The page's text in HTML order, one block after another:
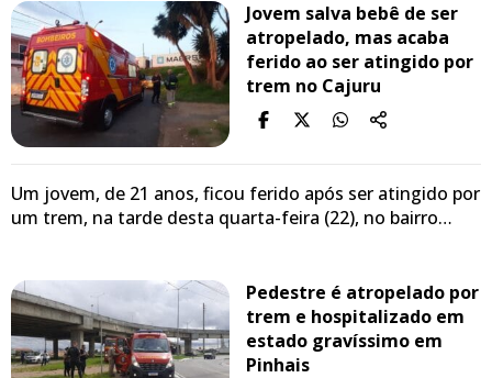
Jovem salva bebê de ser
atropelado, mas acaba
ferido ao ser atingido por
trem no Cajuru
Um jovem, de 21 anos, ficou ferido após ser atingido por
um trem, na tarde desta quarta-feira (22), no bairro…
Pedestre é atropelado por
trem e hospitalizado em
estado gravíssimo em
Pinhais